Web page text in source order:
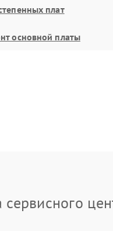
плат
основной платы